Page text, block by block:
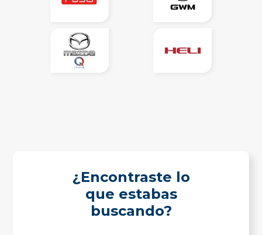
¿Encontraste lo
que estabas
buscando?